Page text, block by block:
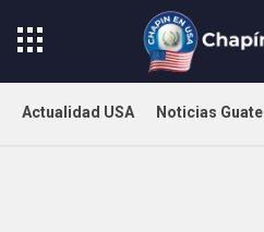
Actualidad USA Noticias